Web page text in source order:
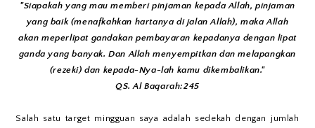
"Siapakah yang mau memberi pinjaman kepada Allah, pinjaman
yang baik (menafkahkan hartanya di jalan Allah), maka Allah
akan meperlipat gandakan pembayaran kepadanya dengan lipat
ganda yang banyak. Dan Allah menyempitkan dan melapangkan
(rezeki) dan kepada-Nya-lah kamu dikembalikan."
QS. Al Baqarah:245
Salah satu target mingguan saya adalah sedekah dengan jumlah